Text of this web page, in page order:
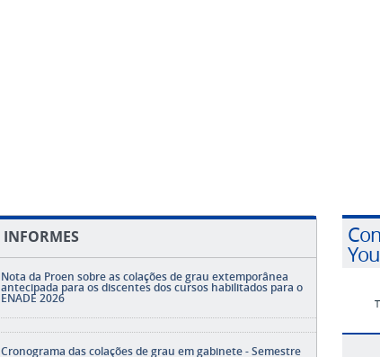
INFORMES
Nota da Proen sobre as colações de grau extemporânea
antecipada para os discentes dos cursos habilitados para o
ENADE 2026
Cronograma das colações de grau em gabinete - Semestre